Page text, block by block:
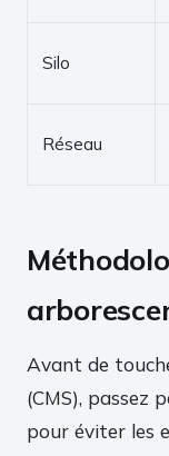
Silo
Réseau
Avant de
(CMS), passez
pour éviter les